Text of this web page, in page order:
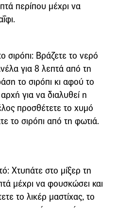
περίπου μέχρι να
σιρόπι: Βράζετε το νερό
για 8 λεπτά από τη
το σιρόπι κι αφού το
για να διαλυθεί η
προσθέτετε το χυμό
το σιρόπι από τη φωτιά.
Χτυπάτε στο μίξερ τη
μέχρι να φουσκώσει και
το λικέρ μαστίχας, το